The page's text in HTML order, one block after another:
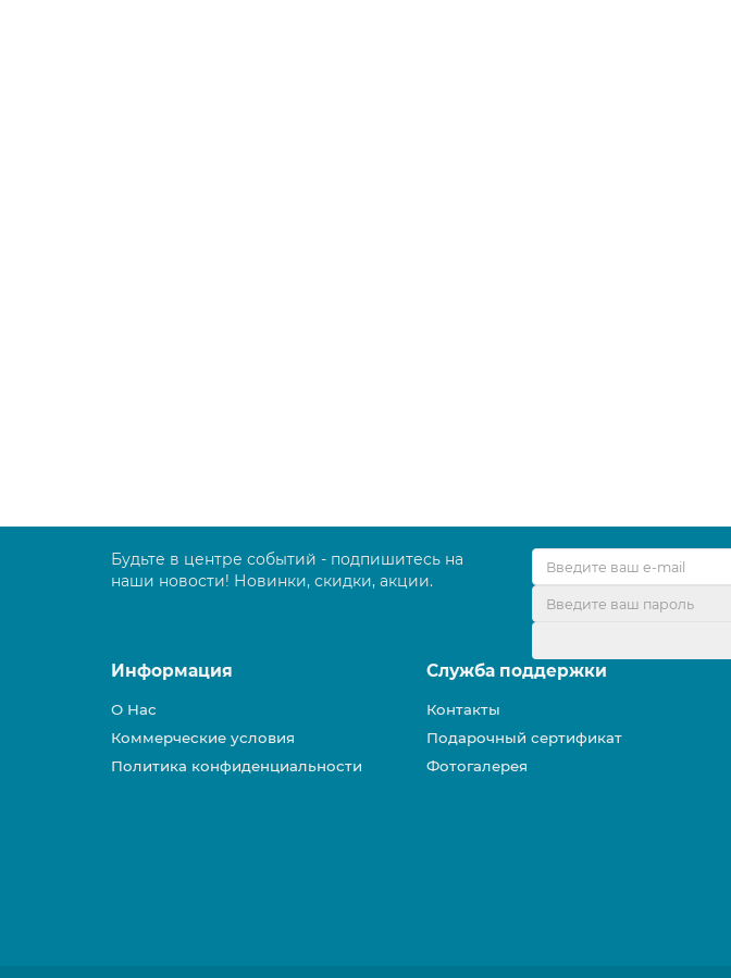
Будьте в центре событий - подпишитесь на
наши новости! Новинки, скидки, акции.
Информация
О Нас
Коммерческие условия
Политика конфиденциальности
Служба поддержки
Контакты
Подарочный сертификат
Фотогалерея